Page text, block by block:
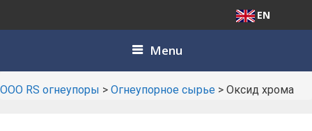
EN
content
Menu
ООО RS огнеупоры > Огнеупорное сырье > Оксид хрома